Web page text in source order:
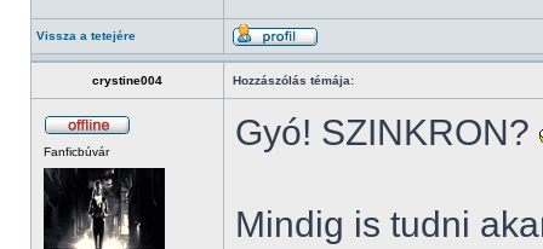
Vissza a tetejére
crystine004 Hozzászólás témája:
Fanficbúvár Gyó! SZINKRON?
Mindig is tudni